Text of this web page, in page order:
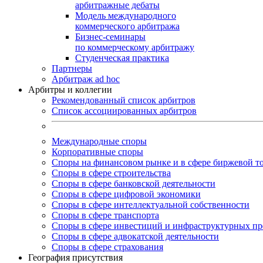
арбитражные дебаты
Модель международного
коммерческого арбитража
Бизнес-семинары
по коммерческому арбитражу
Студенческая практика
Партнеры
Арбитраж ad hoc
Арбитры и коллегии
Рекомендованный список арбитров
Список ассоциированных арбитров
Международные споры
Корпоративные споры
Споры на финансовом рынке и в сфере биржевой
Споры в сфере строительства
Споры в сфере банковской деятельности
Споры в сфере цифровой экономики
Споры в сфере интеллектуальной собственности
Споры в сфере транспорта
Cпоры в сфере инвестиций и инфраструктурных
Споры в сфере адвокатской деятельности
Споры в сфере страхования
География присутствия